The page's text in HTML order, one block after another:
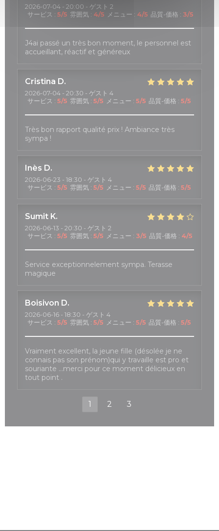
2026-07-04 - 20:00 - ゲスト 2
サービス : 5/5 雰囲気 : 4/5 メニュー : 4/5 品質-価格 : 3/5
J4ai passé un très bon moment, le personnel est
accueillant, réactif et généreux
Cristina D
2026-07-04 - 20:30 - ゲスト 4
サービス : 5/5 雰囲気 : 5/5 メニュー : 5/5 品質-価格 : 5/5
Très bon rapport qualité prix ! Ambiance très
sympa !
Inès D
2026-06-23 - 18:30 - ゲスト 4
サービス : 5/5 雰囲気 : 5/5 メニュー : 5/5 品質-価格 : 5/5
Sumit K
2026-06-13 - 20:30 - ゲスト 2
サービス : 5/5 雰囲気 : 5/5 メニュー : 3/5 品質-価格 : 4/5
Service exceptionnelement sympa. Terasse
magique
Boisivon D
2026-06-16 - 18:30 - ゲスト 4
サービス : 5/5 雰囲気 : 5/5 メニュー : 5/5 品質-価格 : 5/5
Vraiment excellent, la jeune fille (désolée je ne
connais pas son prénom)qui y travaille est pro et
souriante …merci pour ce moment délicieux en
tout point .
1 2 3